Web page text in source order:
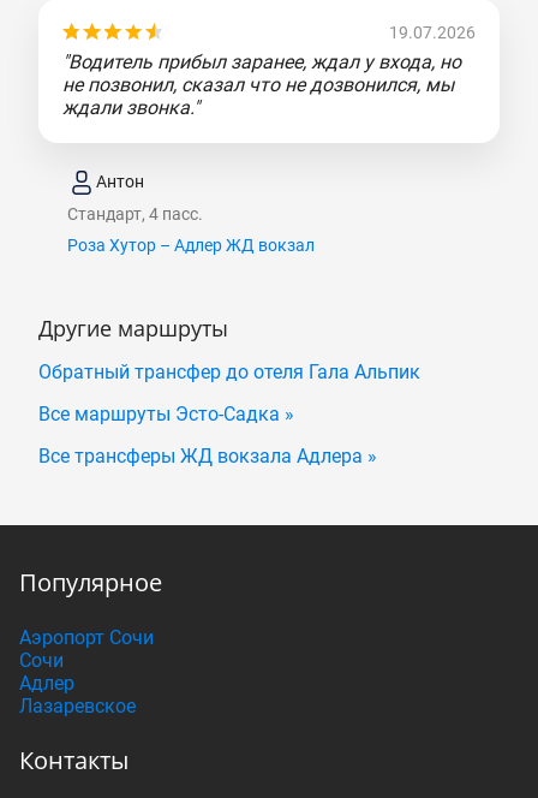
19.07.2026
"Водитель прибыл заранее, ждал у входа, но
не позвонил, сказал что не дозвонился, мы
ждали звонка."
Антон
Стандарт, 4 пасс.
Роза Хутор – Адлер ЖД вокзал
Другие маршруты
Обратный трансфер до отеля Гала Альпик
Все маршруты Эсто-Садка »
Все трансферы ЖД вокзала Адлера »
Популярное
Аэропорт Сочи
Сочи
Адлер
Лазаревское
Контакты